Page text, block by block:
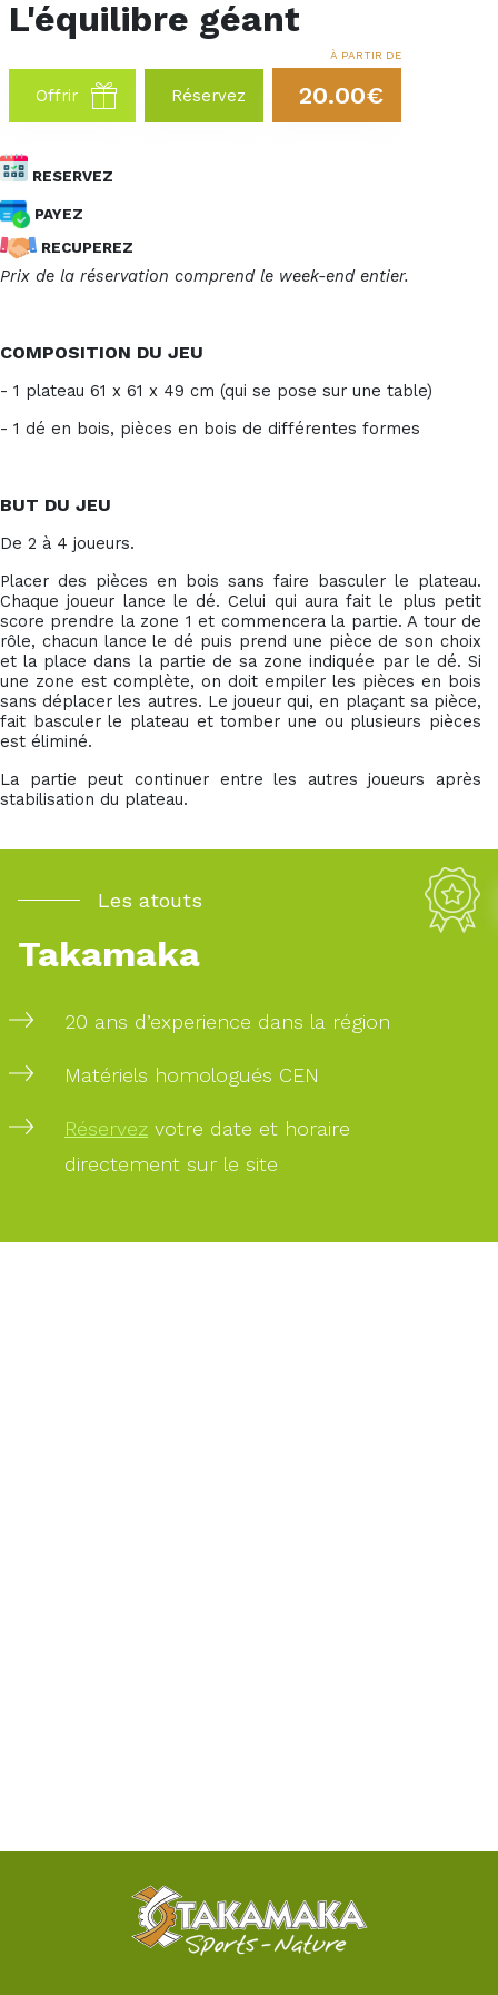
L'équilibre géant
Offrir Réservez
À PARTIR DE
20.00€
RESERVEZ
PAYEZ
RECUPEREZ
Prix de la réservation comprend le week-end entier.
COMPOSITION DU JEU
- 1 plateau 61 x 61 x 49 cm (qui se pose sur une table)
- 1 dé en bois, pièces en bois de différentes formes
BUT DU JEU
De 2 à 4 joueurs.
Placer des pièces en bois sans faire basculer le plateau.
Chaque joueur lance le dé. Celui qui aura fait le plus petit
score prendre la zone 1 et commencera la partie. A tour de
rôle, chacun lance le dé puis prend une pièce de son choix
et la place dans la partie de sa zone indiquée par le dé. Si
une zone est complète, on doit empiler les pièces en bois
sans déplacer les autres. Le joueur qui, en plaçant sa pièce,
fait basculer le plateau et tomber une ou plusieurs pièces
est éliminé.
La partie peut continuer entre les autres joueurs après
stabilisation du plateau.
Les atouts
Takamaka
20 ans d’experience dans la région
Matériels homologués CEN
Réservez votre date et horaire
directement sur le site
SÉCURISÉ
PAIEMENT